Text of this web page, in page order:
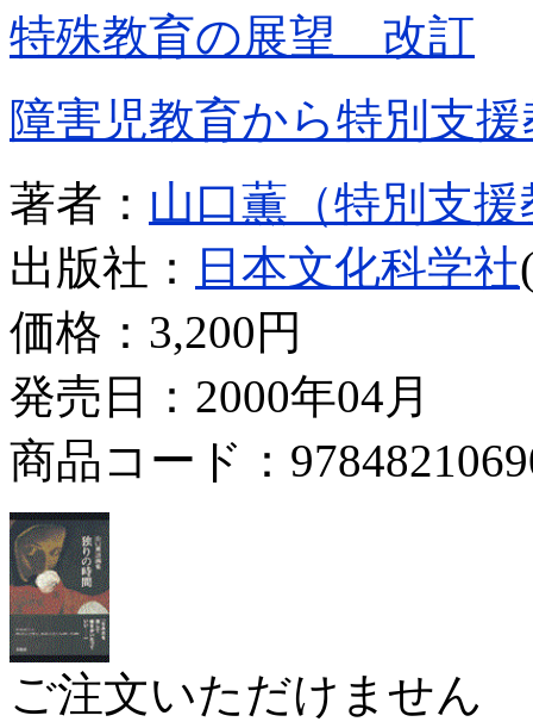
特殊教育の展望 改訂
障害児教育から特別支
著者： 山口薫（特別支
出版社：
日本文化科学社
価格： 3,200円
発売日：2000年04月
商品コード：
ご注文いただけません